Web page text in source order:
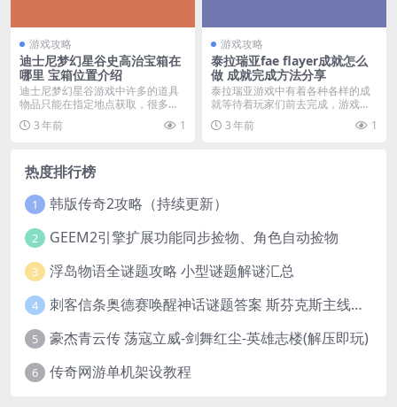
游戏攻略
迪士尼梦幻星谷史高治宝箱在
哪里 宝箱位置介绍
迪士尼梦幻星谷游戏中许多的道具
物品只能在指定地点获取，很多玩
家想知道迪士尼梦幻星...
3 年前 1
游戏攻略
泰拉瑞亚fae flayer成就怎么
做 成就完成方法分享
泰拉瑞亚游戏中有着各种各样的成
就等待着玩家们前去完成，游戏中
有着一个名为fae ...
3 年前 1
热度排行榜
1 韩版传奇2攻略（持续更新）
2 GEEM2引擎扩展功能同步捡物、角色自动捡物
3 浮岛物语全谜题攻略 小型谜题解谜汇总
4 刺客信条奥德赛唤醒神话谜题答案 斯芬克斯主线攻略
5 豪杰青云传 荡寇立威-剑舞红尘-英雄志楼(解压即玩)
6 传奇网游单机架设教程